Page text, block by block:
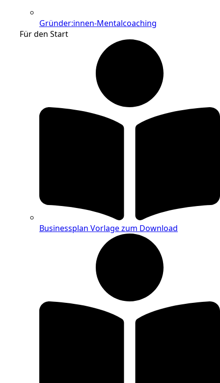
Gründer:innen-Mentalcoaching
Für den Start
Businessplan Vorlage zum Download